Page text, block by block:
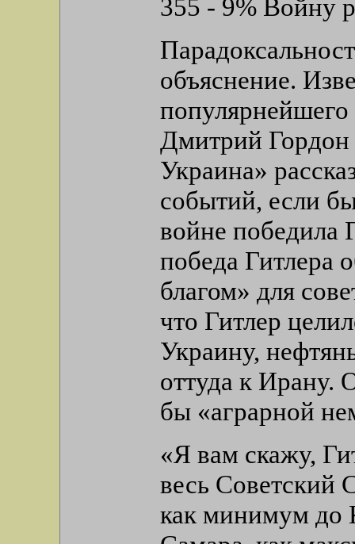
355 - 9% Войну
объяснение.
популярнейшего
Дмитрий Гордон
Украина»
событий, если
войне победила
победа Гитлера
благом» для
что Гитлер
Украину,
оттуда к Ирану.
бы «аграрной
«Я вам скажу,
весь Советский
как минимум